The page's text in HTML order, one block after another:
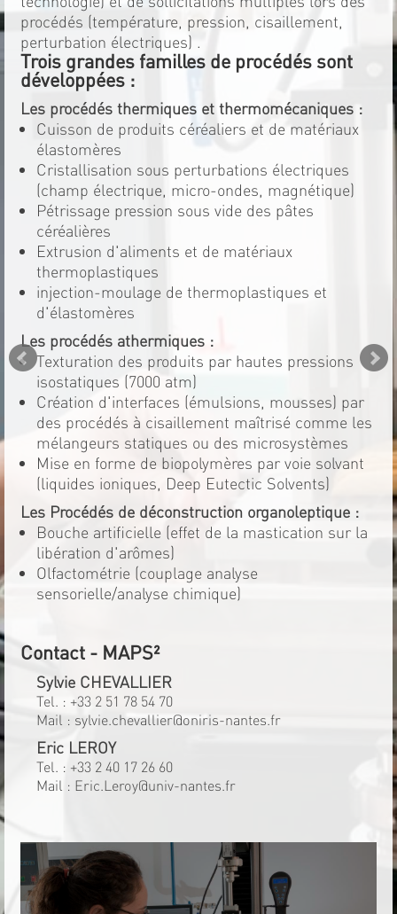
procédés (température, pression, cisaillement,
perturbation électriques) .
Trois grandes familles de procédés sont
développées :
Les procédés thermiques et thermomécaniques :
Cuisson de produits céréaliers et de matériaux
élastomères
Cristallisation sous perturbations électriques
(champ électrique, micro-ondes, magnétique)
Pétrissage pression sous vide des pâtes
céréalières
Extrusion d'aliments et de matériaux
thermoplastiques
injection-moulage de thermoplastiques et
d'élastomères
Les procédés athermiques :
Texturation des produits par hautes pressions
isostatiques (7000 atm)
Création d'interfaces (émulsions, mousses) par
des procédés à cisaillement maîtrisé comme les
mélangeurs statiques ou des microsystèmes
Mise en forme de biopolymères par voie solvant
(liquides ioniques, Deep Eutectic Solvents)
Les Procédés de déconstruction organoleptique :
Bouche artificielle (effet de la mastication sur la
libération d'arômes)
Olfactométrie (couplage analyse
sensorielle/analyse chimique)
Contact - MAPS²
Sylvie CHEVALLIER
Tel. : +33 2 51 78 54 70
Mail : sylvie.chevallier@oniris-nantes.fr
Eric LEROY
Tel. : +33 2 40 17 26 60
Mail : Eric.Leroy@univ-nantes.fr